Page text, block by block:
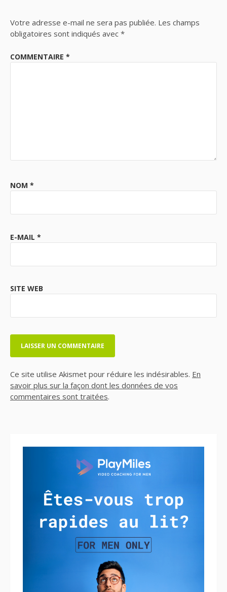
Votre adresse e-mail ne sera pas publiée. Les champs
obligatoires sont indiqués avec *
COMMENTAIRE *
NOM *
E-MAIL *
SITE WEB
Ce site utilise Akismet pour réduire les indésirables. En
savoir plus sur la façon dont les données de vos
commentaires sont traitées.